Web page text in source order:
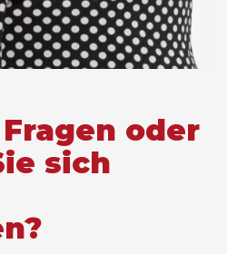
oder
sich